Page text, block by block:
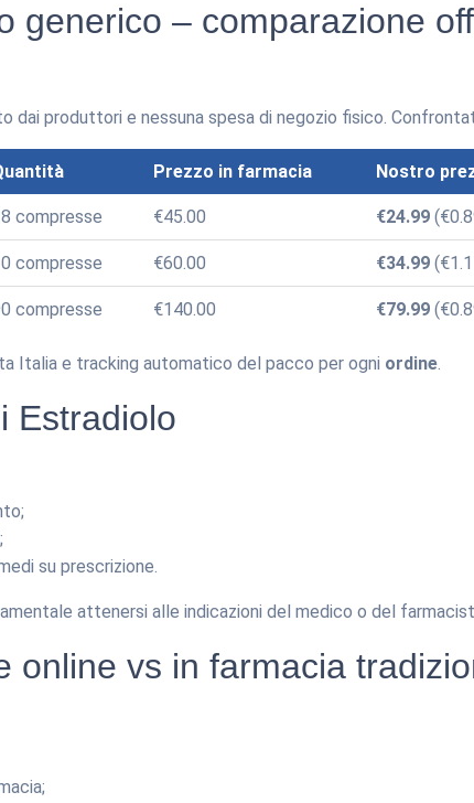
generico – comparazione
dai produttori e nessuna spesa di negozio fisico.
Prezzo in farmacia Nostro
compresse €45.00 €24.99
compresse €60.00 €34.99
compresse €140.00 €79.99
Italia e tracking automatico del pacco per ogni ordine.
Estradiolo
su prescrizione.
attenersi alle indicazioni del medico o del
online vs in farmacia